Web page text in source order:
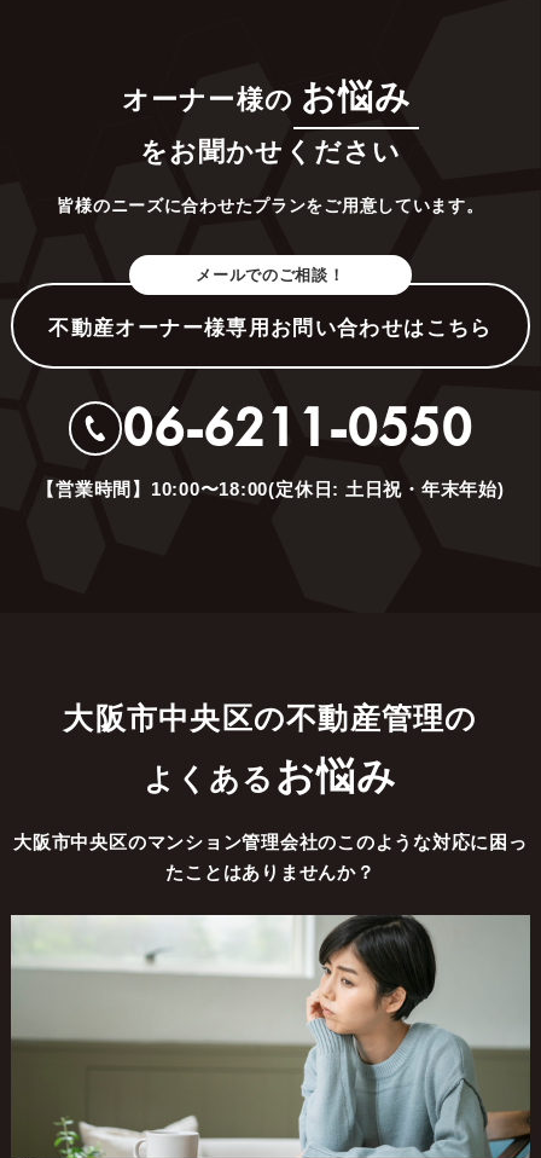
オーナー様の お悩み
をお聞かせください
皆様のニーズに合わせたプランをご用意しています。
メールでのご相談！
不動産オーナー様専用お問い合わせはこちら
06-6211-0550
【営業時間】10:00〜18:00(定休日: 土日祝・年末年始)
大阪市中央区の不動産管理の
よくある お悩み
大阪市中央区のマンション管理会社のこのような対応に困っ
たことはありませんか？